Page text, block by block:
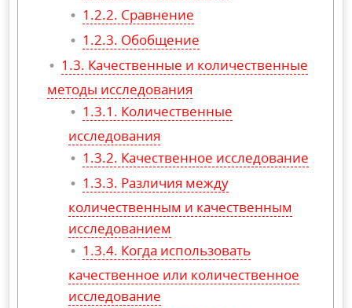
Сравнение
Обобщение
Качественные и количественные
методы исследования
Количественные
исследования
Качественное исследование
Различия между
количественным и качественным
исследованием
Когда использовать
качественное или количественное
исследование